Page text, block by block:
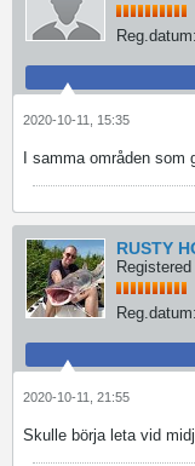
Reg.datum:
2020-10-11, 15:35
I samma områden som
RUSTY
Reg.datum:
2020-10-11, 21:55
Skulle börja leta vid